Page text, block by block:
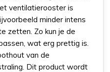
ventilatierooster is
minder intens
zetten. Zo kun je de
wat erg prettig is.
van de
Dit product wordt